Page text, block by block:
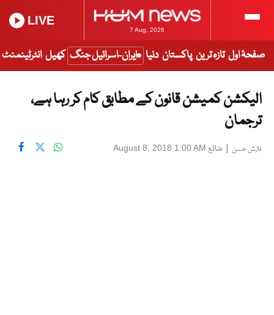
7 Aug, 2026
LIVE
صفحۂ اول تازہ ترین پاکستان دنیا ایران-اسرائیل جنگ کھیل انٹرٹینمنٹ
الیکشن کمیشن قانون کے مطابق کام کر رہا ہے،
ترجمان
نازش حسن | شائع August 8, 2018 1:00 AM